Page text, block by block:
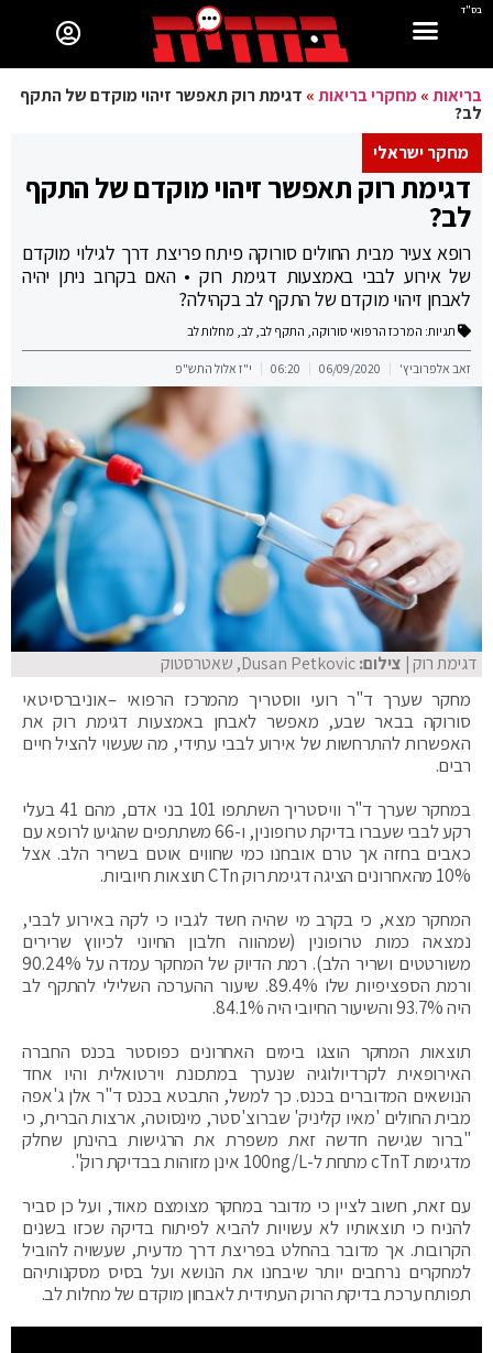
בס"ד
בריאות»מחקרי בריאות» דגימת רוק תאפשר זיהוי מוקדם של התקף
לב?
מחקר ישראלי
דגימת רוק תאפשר זיהוי מוקדם של התקף
לב?
רופא צעיר מבית החולים סורוקה פיתח פריצת דרך לגילוי מוקדם
של אירוע לבבי באמצעות דגימת רוק • האם בקרוב ניתן יהיה
לאבחן זיהוי מוקדם של התקף לב בקהילה?
תגיות: המרכז הרפואי סורוקה, התקף לב, לב, מחלות לב
זאב אלפרוביץ' 06/09/2020
06:20 י"ז אלול התש"פ
דגימת רוק| צילום:Dusan Petkovic, שאטרסטוק
מחקר שערך ד"ר רועי ווסטריך מהמרכז הרפואי –אוניברסיטאי
סורוקה בבאר שבע, מאפשר לאבחן באמצעות דגימת רוק את
האפשרות להתרחשות של אירוע לבבי עתידי, מה שעשוי להציל חיים
רבים.
במחקר שערך ד"ר וויסטריך השתתפו 101 בני אדם, מהם 41 בעלי
רקע לבבי שעברו בדיקת טרופונין, ו-66 משתתפים שהגיעו לרופא עם
כאבים בחזה אך טרם אובחנו כמי שחווים אוטם בשריר הלב. אצל
10% מהאחרונים הציגה דגימת רוק CTn תוצאות חיוביות.
המחקר מצא, כי בקרב מי שהיה חשד לגביו כי לקה באירוע לבבי,
נמצאה כמות טרופונין (שמהווה חלבון החיוני לכיווץ שרירים
משורטטים ושריר הלב). רמת הדיוק של המחקר עמדה על 90.24%
ורמת הספציפיות שלו 89.4%. שיעור ההערכה השלילי להתקף לב
היה 93.7% והשיעור החיובי היה 84.1%.
תוצאות המחקר הוצגו בימים האחרונים כפוסטר בכנס החברה
האירופאית לקרדיולוגיה שנערך במתכונת וירטואלית והיו אחד
הנושאים המדוברים בכנס. כך למשל, התבטא בכנס ד"ר אלן ג'אפה
מבית החולים 'מאיו קליניק' שברוצ'סטר, מינסוטה, ארצות הברית, כי
"ברור שגישה חדשה זאת משפרת את הרגישות בהינתן שחלק
מדגימות cTnT מתחת ל-100ng/L אינן מזוהות בבדיקת רוק".
עם זאת, חשוב לציין כי מדובר במחקר מצומצם מאוד, ועל כן סביר
להניח כי תוצאותיו לא עשויות להביא לפיתוח בדיקה שכזו בשנים
הקרובות. אך מדובר בהחלט בפריצת דרך מדעית, שעשויה להוביל
למחקרים נרחבים יותר שיבחנו את הנושא ועל בסיס מסקנותיהם
תפותח ערכת בדיקת הרוק העתידית לאבחון מוקדם של מחלות לב.